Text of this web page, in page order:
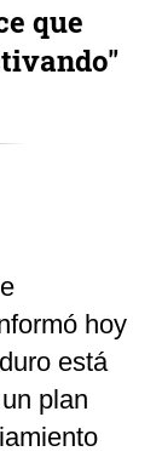
que
hoy
está
plan